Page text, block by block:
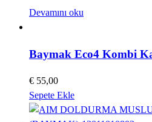
Devamını oku
Baymak Eco4 Kombi
€ 55,00
Sepete Ekle